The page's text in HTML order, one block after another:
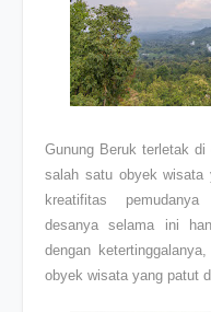
Gunung Beruk terletak
salah satu obyek
kreatifitas
desanya selama ini
dengan
obyek wisata yang patut